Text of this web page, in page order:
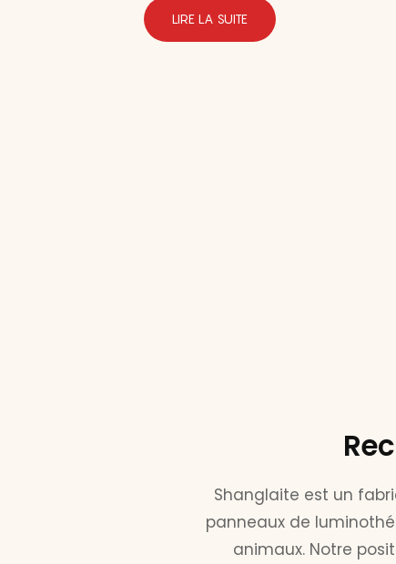
en-un.LIRE LA SUITE
Shanglaite est un
panneaux de
animaux. Notre